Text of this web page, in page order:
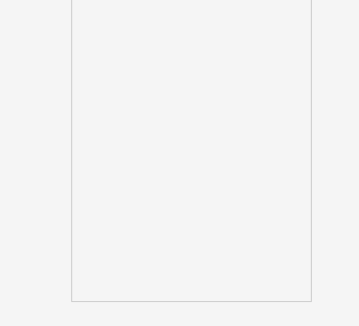
বরগুনায় ভাইয়ে ভাইয়ে সংঘর্ষে নিহত জামাই